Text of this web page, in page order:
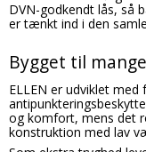
DVN-godkendt lås, så
er tænkt ind i den
Bygget til
ELLEN er udviklet
og komfort, mens det
konstruktion med lav